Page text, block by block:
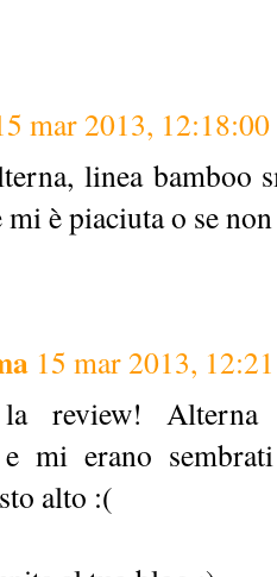
mar 2013, 12:18:00
linea bamboo
mi è piaciuta o se
15 mar 2013,
review!
e mi erano
alto :(